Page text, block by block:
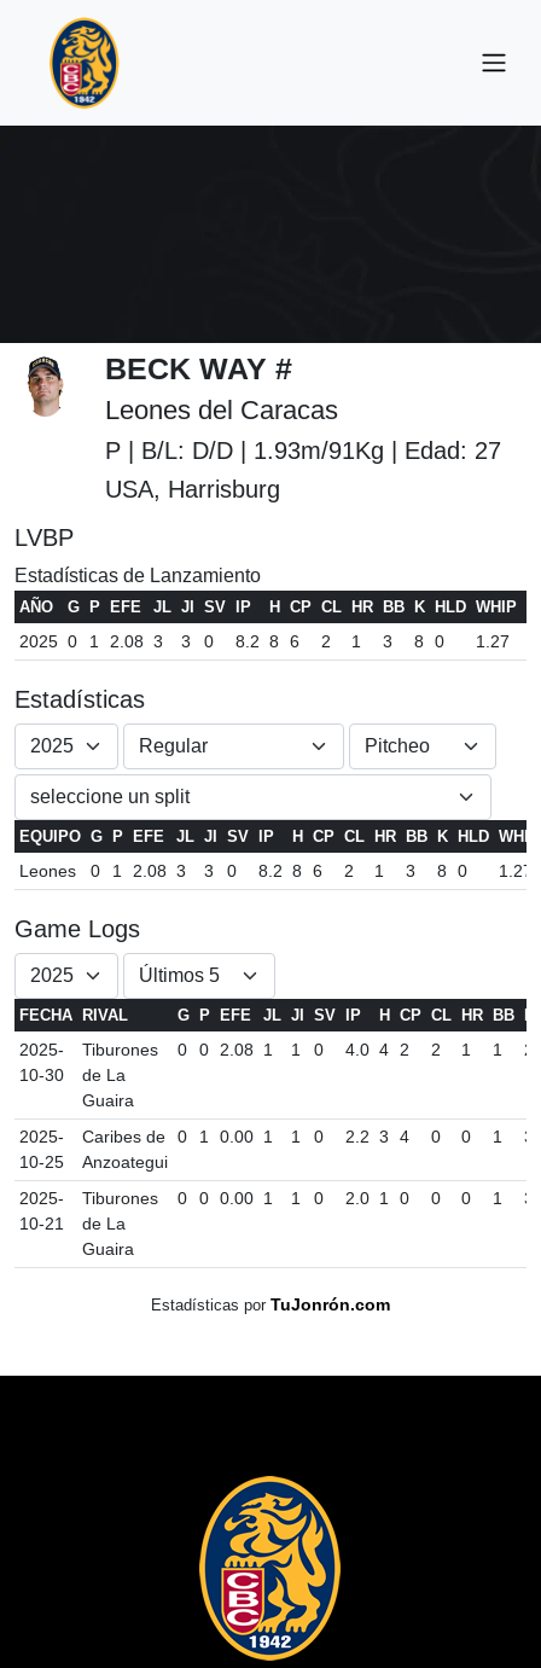
BECK WAY #
Leones del Caracas
P | B/L: D/D | 1.93m/91Kg | Edad: 27
USA, Harrisburg
LVBP
Estadísticas de Lanzamiento
AÑO G P EFE JL JI SV IP H CP CL HR BB K HLD WHIP
2025 0 1 2.08 3 3 0 8.2 8 6 2 1 3 8 0 1.27
Estadísticas
EQUIPO G P EFE JL JI SV IP H CP CL HR BB K HLD WHIP
Leones 0 1 2.08 3 3 0 8.2 8 6 2 1 3 8 0 1.27
Game Logs
FECHA RIVAL G P EFE JL JI SV IP H CP CL HR BB K
2025-
10-30
Tiburones
de La
Guaira
0 0 2.08 1 1 0 4.0 4 2 2 1 1 2
2025-
10-25
Caribes de
Anzoategui
0 1 0.00 1 1 0 2.2 3 4 0 0 1 3
2025-
10-21
Tiburones
de La
Guaira
0 0 0.00 1 1 0 2.0 1 0 0 0 1 3
Estadísticas por TuJonrón.com